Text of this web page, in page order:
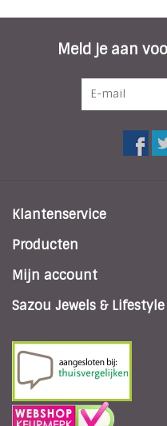
Meld je aan
Klantenservice
Producten
Mijn account
Sazou Jewels &